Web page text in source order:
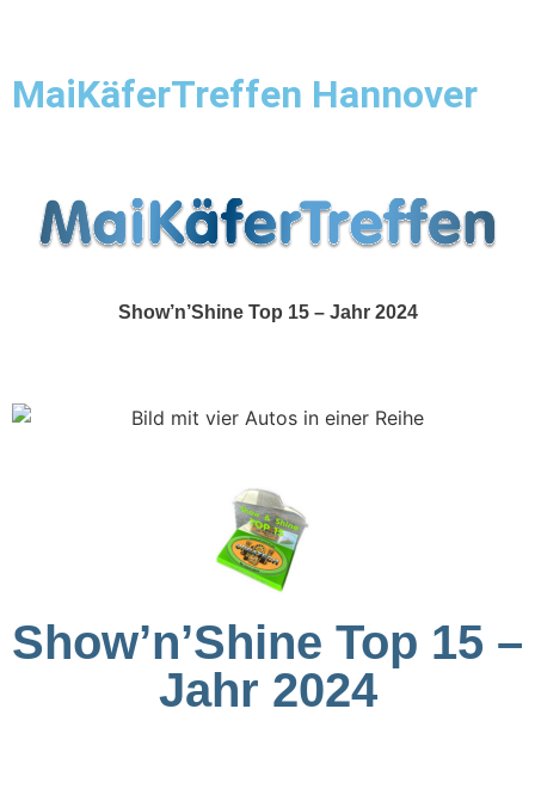
MaiKäferTreffen Hannover
Show’n’Shine Top 15 – Jahr 2024
Show’n’Shine Top 15 –
Jahr 2024